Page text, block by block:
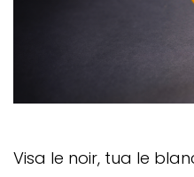
Visa le noir, tua le